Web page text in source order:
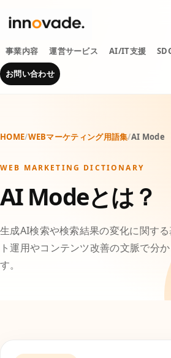
事業内容 運営サービス AI/IT支援
お問い合わせ
HOME/WEBマーケティング用語集/AI Mode
WEB MARKETING DICTIONARY
AI Modeとは？
生成AI検索や検索結果の変化に関す
ト運用やコンテンツ改善の文脈で分
す。